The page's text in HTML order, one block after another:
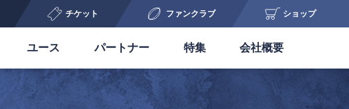
チケット ファンクラブ ショップ
ユース パートナー 特集 会社概要